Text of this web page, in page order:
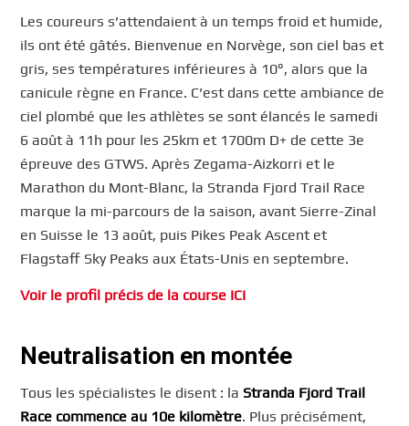
Les coureurs s’attendaient à un temps froid et humide,
ils ont été gâtés. Bienvenue en Norvège, son ciel bas et
gris, ses températures inférieures à 10°, alors que la
canicule règne en France. C’est dans cette ambiance de
ciel plombé que les athlètes se sont élancés le samedi
6 août à 11h pour les 25km et 1700m D+ de cette 3e
épreuve des GTWS. Après Zegama-Aizkorri et le
Marathon du Mont-Blanc, la Stranda Fjord Trail Race
marque la mi-parcours de la saison, avant Sierre-Zinal
en Suisse le 13 août, puis Pikes Peak Ascent et
Flagstaff Sky Peaks aux États-Unis en septembre.
Voir le profil précis de la course ICI
Neutralisation en montée
Tous les spécialistes le disent : la Stranda Fjord Trail
Race commence au 10e kilomètre. Plus précisément,